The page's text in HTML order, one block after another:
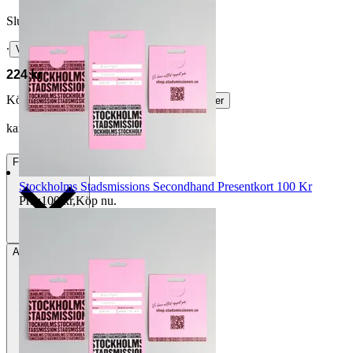
Slutpris
∙ Visa bud
224 kr
Köparskydd är valfritt hos företag.
Läs mer
karlab vann auktionen
Frakt
Avhämtning
Stockholms Stadsmissions Secondhand Presentkort 100 Kr
Pris:100 kr,Köp nu.